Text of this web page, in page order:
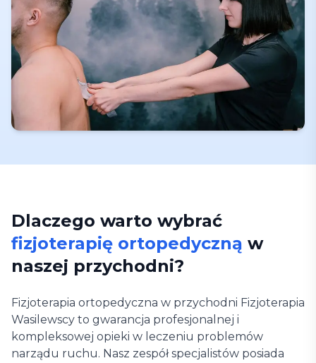
Dlaczego warto wybrać
fizjoterapię ortopedyczną w
naszej przychodni?
Fizjoterapia ortopedyczna w przychodni Fizjoterapia
Wasilewscy to gwarancja profesjonalnej i
kompleksowej opieki w leczeniu problemów
narządu ruchu. Nasz zespół specjalistów posiada